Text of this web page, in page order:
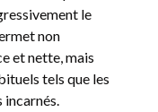
le
non
et nette, mais
tels que les
incarnés.